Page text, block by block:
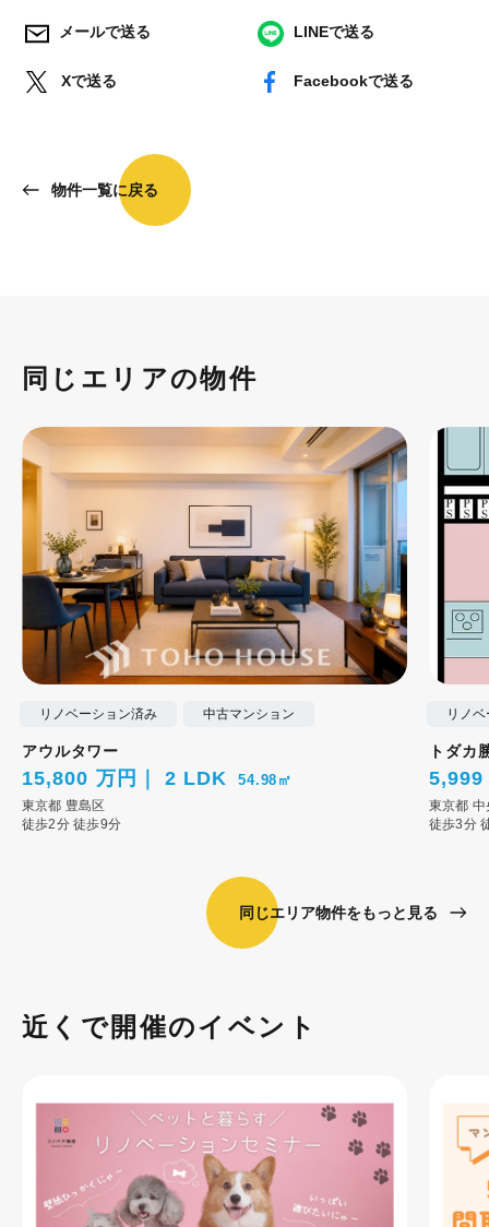
メールで送る LINEで送る
Xで送る Facebookで送る
物件一覧に戻る
同じエリアの物件
リノベーション済み 中古マンション
アウルタワー
15,800 万円 2 LDK 54.98㎡
東京都 豊島区
徒歩2分徒歩9分
リノ
トダカ
5,999
東京都 中
徒歩3分
同じエリア物件をもっと見る
近くで開催のイベント